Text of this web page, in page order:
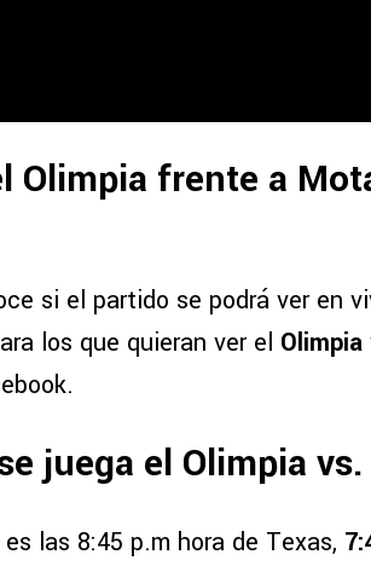
Olimpia frente a
si el partido se podrá ver en
los que quieran ver el Olimpia
juega el Olimpia
las 8:45 p.m hora de Texas,